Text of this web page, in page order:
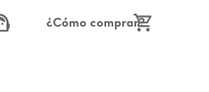
¿Cómo comprar?